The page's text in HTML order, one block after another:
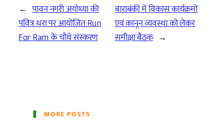
← पावन नगरी अयोध्या की
पवित्र धरा पर आयोजित Run
For Ram के चौथे संस्करण
बाराबंकी में विकास कार्यक्रमों
एवं कानून व्यवस्था को लेकर
समीक्षा बैठक →
MORE POSTS